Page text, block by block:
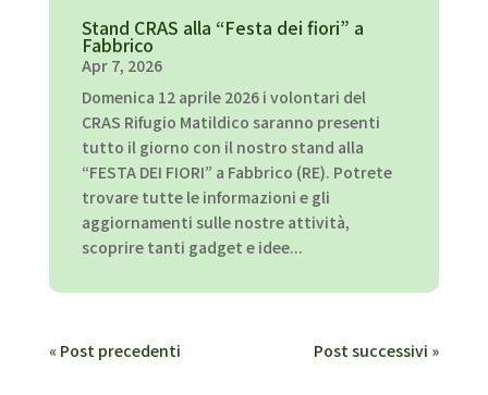
Stand CRAS alla “Festa dei fiori” a
Fabbrico
Apr 7, 2026
Domenica 12 aprile 2026 i volontari del
CRAS Rifugio Matildico saranno presenti
tutto il giorno con il nostro stand alla
“FESTA DEI FIORI” a Fabbrico (RE). Potrete
trovare tutte le informazioni e gli
aggiornamenti sulle nostre attività,
scoprire tanti gadget e idee...
« Post precedenti Post successivi »